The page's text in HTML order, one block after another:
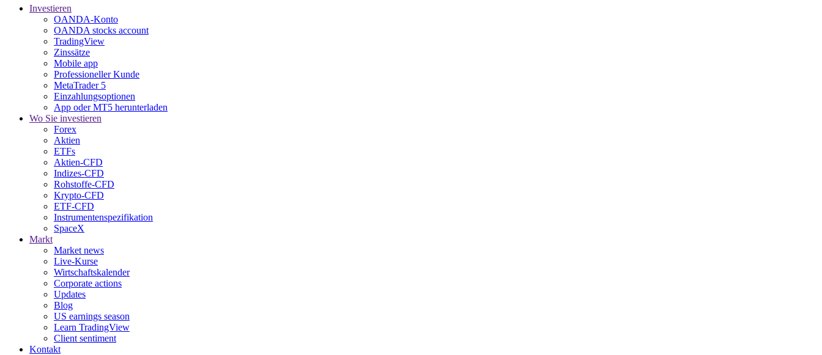
Investieren
OANDA-Konto
OANDA stocks account
TradingView
Zinssätze
Mobile app
Professioneller Kunde
MetaTrader 5
Einzahlungsoptionen
App oder MT5 herunterladen
Wo Sie investieren
Forex
Aktien
ETFs
Aktien-CFD
Indizes-CFD
Rohstoffe-CFD
Krypto-CFD
ETF-CFD
Instrumentenspezifikation
SpaceX
Markt
Market news
Live-Kurse
Wirtschaftskalender
Corporate actions
Updates
Blog
US earnings season
Learn TradingView
Client sentiment
Kontakt